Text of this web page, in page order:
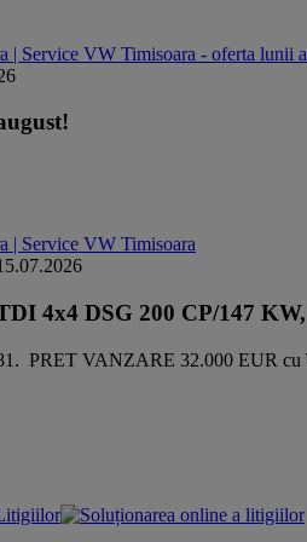
4x4 DSG 200 CP/147
PRET VANZARE 32.000 EUR cu